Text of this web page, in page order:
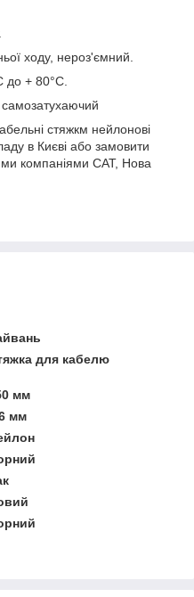
ходу, нероз'ємний.
до + 80°С.
самозатухаючий
стяжкм нейлонові
в Києві або замовити
компаніями САТ, Нова
для кабелю
мм
мм